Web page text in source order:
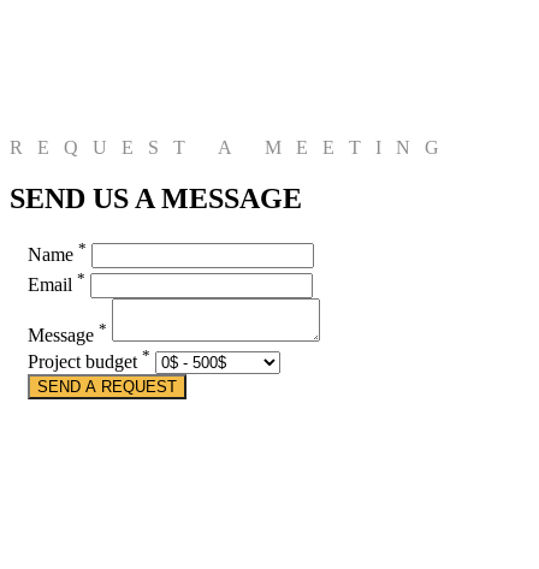
REQUEST A MEETING
SEND US A MESSAGE
Name *
Email *
Message *
Project budget *